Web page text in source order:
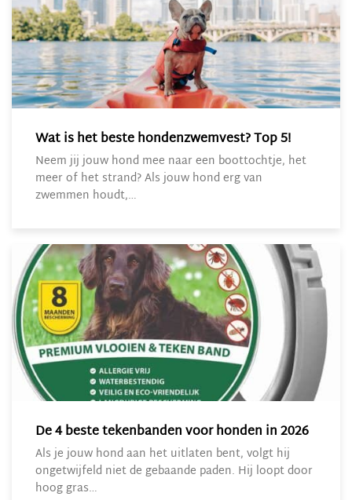
Wat is het beste hondenzwemvest? Top 5!
Neem jij jouw hond mee naar een boottochtje, het
meer of het strand? Als jouw hond erg van
zwemmen houdt,…
De 4 beste tekenbanden voor honden in 2026
Als je jouw hond aan het uitlaten bent, volgt hij
ongetwijfeld niet de gebaande paden. Hij loopt door
hoog gras…